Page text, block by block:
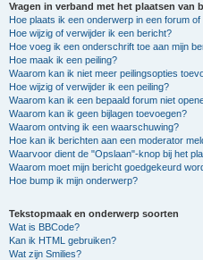
Vragen in verband met het plaatsen van
Hoe plaats ik een onderwerp in een forum
Hoe wijzig of verwijder ik een bericht?
Hoe voeg ik een onderschrift toe aan mijn
Hoe maak ik een peiling?
Waarom kan ik niet meer peilingsopties
Hoe wijzig of verwijder ik een peiling?
Waarom kan ik een bepaald forum niet
Waarom kan ik geen bijlagen toevoegen?
Waarom ontving ik een waarschuwing?
Hoe kan ik berichten aan een moderator
Waarvoor dient de "Opslaan"-knop bij het
Waarom moet mijn bericht goedgekeurd
Hoe bump ik mijn onderwerp?
Tekstopmaak en onderwerp soorten
Wat is BBCode?
Kan ik HTML gebruiken?
Wat zijn Smilies?